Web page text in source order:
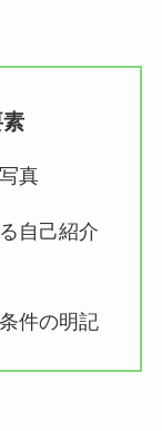
真
自己紹介
件の明記